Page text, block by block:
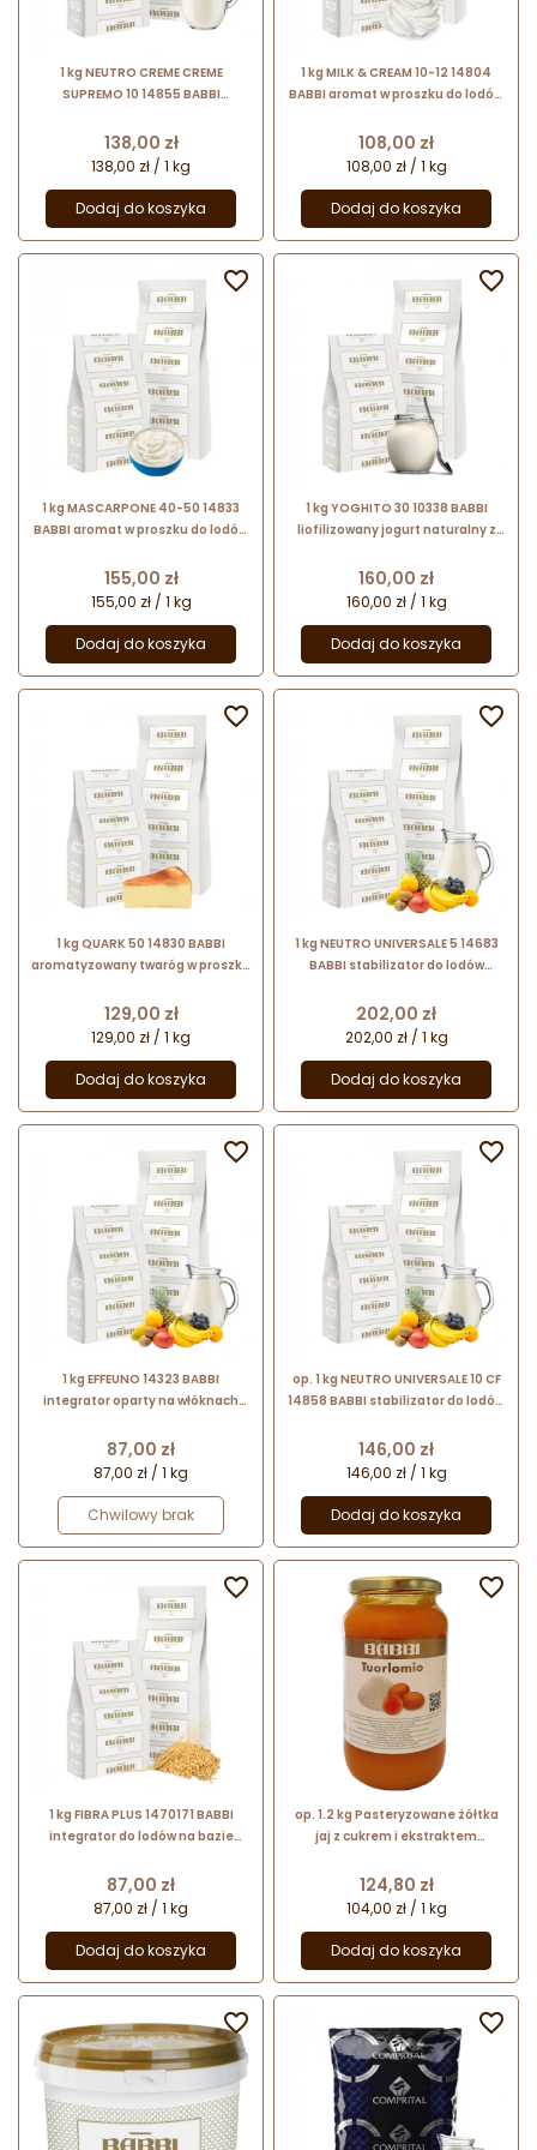
1 kg NEUTRO CREME CREME
SUPREMO 10 14855 BABBI
do stosowania na gorąco
Cena
138,00 zł
138,00 zł / 1 kg
Dodaj do koszyka
1 kg MILK & CREAM 10-12 14804
BABBI aromat w proszku do lodów
śmietanka
Cena
108,00 zł
108,00 zł / 1 kg
Dodaj do koszyka
1 kg MASCARPONE 40-50 14833
BABBI aromat w proszku do lodów
mascarpone
Cena
155,00 zł
155,00 zł / 1 kg
Dodaj do koszyka

1 kg YOGHITO 30 10338 BABBI
liofilizowany jogurt naturalny z
cukierniczych
Cena
160,00 zł
160,00 zł / 1 kg
Dodaj do koszyka

1 kg QUARK 50 14830 BABBI
aromatyzowany twaróg w proszku
- aromat sernika
Cena
129,00 zł
129,00 zł / 1 kg
Dodaj do koszyka

1 kg NEUTRO UNIVERSALE 5 14683
BABBI stabilizator do lodów
emulgatorów
Cena
202,00 zł
202,00 zł / 1 kg
Dodaj do koszyka

1 kg EFFEUNO 14323 BABBI
integrator oparty na włóknach
owocowych
Cena
87,00 zł
87,00 zł / 1 kg
Chwilowy brak

op. 1 kg NEUTRO UNIVERSALE 10 CF
14858 BABBI stabilizator do lodów
dodatkiem błonnika roślinnego
Cena
146,00 zł
146,00 zł / 1 kg
Dodaj do koszyka

1 kg FIBRA PLUS 1470171 BABBI
integrator do lodów na bazie
Cena
87,00 zł
87,00 zł / 1 kg
Dodaj do koszyka

op. 1.2 kg Pasteryzowane żółtka
jaj z cukrem i ekstraktem
12812 Babbi
Cena
124,80 zł
104,00 zł / 1 kg
Dodaj do koszyka

 